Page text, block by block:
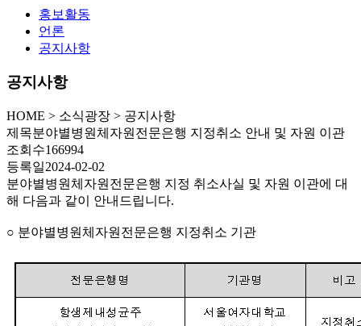
홍보활동
언론
공지사항
공지사항
HOME > 소식광장 > 공지사항
제목분야별병원체자원전문은행 지정취소 안내 및 자원 이관
조회수166994
등록일2024-02-02
분야별병원체자원전문은행 지정 취소사실 및 자원 이관에 대
해 다음과 같이 안내드립니다.
○ 분야별병원체자원전문은행 지정취소 기관